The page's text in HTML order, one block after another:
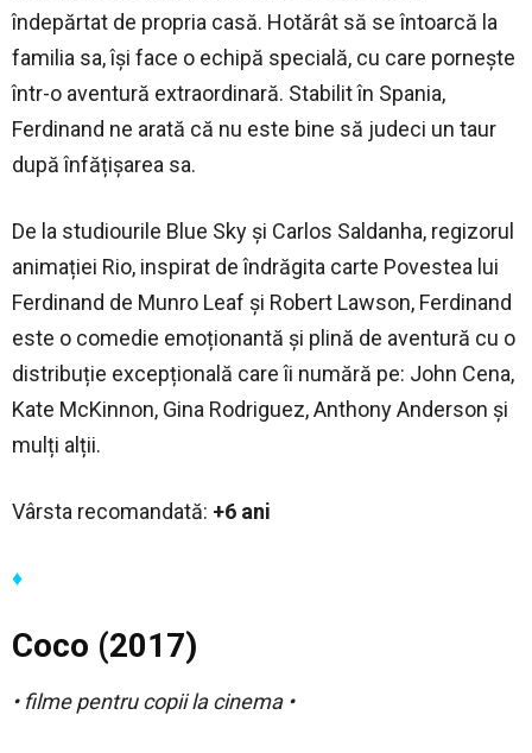
îndepărtat de propria casă. Hotărât să se întoarcă la
familia sa, își face o echipă specială, cu care pornește
într-o aventură extraordinară. Stabilit în Spania,
Ferdinand ne arată că nu este bine să judeci un taur
după înfățișarea sa.
De la studiourile Blue Sky și Carlos Saldanha, regizorul
animației Rio, inspirat de îndrăgita carte Povestea lui
Ferdinand de Munro Leaf și Robert Lawson, Ferdinand
este o comedie emoționantă și plină de aventură cu o
distribuție excepțională care îi numără pe: John Cena,
Kate McKinnon, Gina Rodriguez, Anthony Anderson și
mulți alții.
Vârsta recomandată: +6 ani
♦
Coco (2017)
• filme pentru copii la cinema •